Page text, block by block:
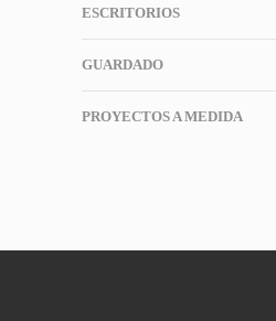
ESCRITORIOS
GUARDADO
PROYECTOS A MEDIDA